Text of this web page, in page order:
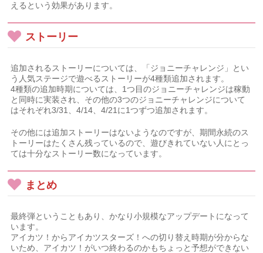
えるという効果があります。
ストーリー
追加されるストーリーについては、「ジョニーチャレンジ」とい
う人気ステージで遊べるストーリーが4種類追加されます。
4種類の追加時期については、1つ目のジョニーチャレンジは稼動
と同時に実装され、その他の3つのジョニーチャレンジについて
はそれぞれ3/31、4/14、4/21に1つずつ追加されます。
その他には追加ストーリーはないようなのですが、期間永続のス
トーリーはたくさん残っているので、遊びきれていない人にとっ
ては十分なストーリー数になっています。
まとめ
最終弾ということもあり、かなり小規模なアップデートになって
います。
アイカツ！からアイカツスターズ！への切り替え時期が分からな
いため、アイカツ！がいつ終わるのかもちょっと予想ができない